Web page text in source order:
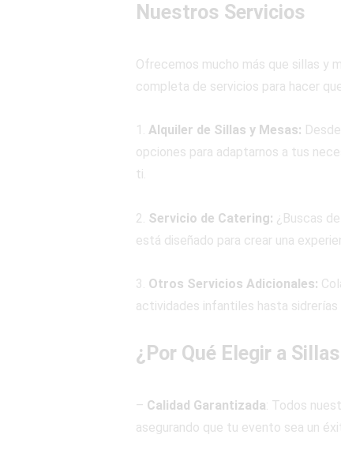
Nuestros Servicios
Ofrecemos mucho más que sillas y
completa de servicios para hacer
1. Alquiler de Sillas y Mesas:
opciones para adaptarnos a tus
ti.
2. Servicio de Catering: ¿Buscas
está diseñado para crear una
3. Otros Servicios Adicionales:
actividades infantiles hasta
¿Por Qué Elegir a
– Calidad Garantizada: Todos
asegurando que tu evento sea un